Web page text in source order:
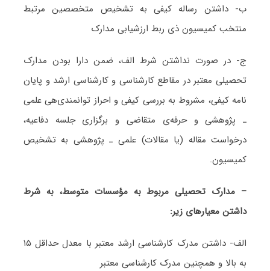
ب- داشتن رساله کیفی به تشخیص متخصصین مرتبط
منتخب کمیسیون ذی ربط ارزشیابی مدارک
ج- در صورت نداشتن شرط الف، ضمن دارا بودن مدارک
تحصیلی معتبر در مقاطع کارشناسی و کارشناسی ارشد و پایان
نامه کیفی، مشروط به بررسی کیفی و احراز توانمندی‌هی علمی
ـ پژوهشی و حرفه‌ی متقاضی و برگزاری جلسه دفاعیه،
درخواست مقاله (یا مقالات) علمی ـ پژوهشی به تشخیص
کمیسیون.
– مدارک تحصیلی مربوط به مؤسسات متوسط، به شرط
داشتن معیارهای زیر:
الف- داشتن مدرک کارشناسی ارشد معتبر با معدل حداقل ۱۵
به بالا و همچنین مدرک کارشناسی معتبر